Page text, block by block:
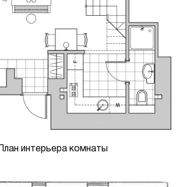
План интерьера комнаты